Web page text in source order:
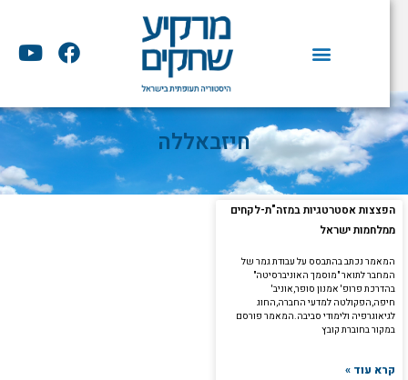
F
a
e
b
o
k
Y
o
t
u
e
חיזבאללה
הפצצות אסטרטגיות במזה"ת-לקחים
ממלחמות ישראל
המאמר נכתב בהתבסס על עבודת גמר של
המחבר לתואר "מוסמך האוניברסיטה"
בהדרכת פרופ' אמנון סופר,אוניב'
חיפה,הפקולטה למדעי החברה,החוג
לגיאוגרפיה ולימודי סביבה.המאמר פורסם
במקור בחוברת קובץ
קרא עוד »